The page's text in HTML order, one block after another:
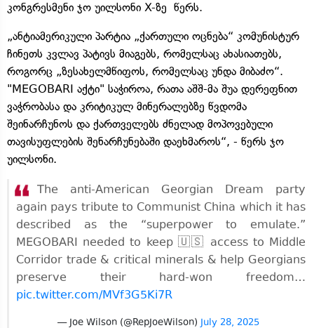
კონგრესმენი ჯო უილსონი X-ზე წერს.
„ანტიამერიკული პარტია „ქართული ოცნება“ კომუნისტურ
ჩინეთს კვლავ პატივს მიაგებს, რომელსაც ახასიათებს,
როგორც „ზესახელმწიფოს, რომელსაც უნდა მიბაძო“.
"MEGOBARI აქტი" საჭიროა, რათა აშშ-მა შუა დერეფნით
ვაჭრობასა და კრიტიკულ მინერალებზე წვდომა
შეინარჩუნოს და ქართველებს ძნელად მოპოვებული
თავისუფლების შენარჩუნებაში დაეხმაროს“, - წერს ჯო
უილსონი.
The anti-American Georgian Dream party
again pays tribute to Communist China which it has
described as the “superpower to emulate.”
MEGOBARI needed to keep 🇺🇸 access to Middle
Corridor trade & critical minerals & help Georgians
preserve their hard-won freedom…
pic.twitter.com/MVf3G5Ki7R
— Joe Wilson (@RepJoeWilson) July 28, 2025